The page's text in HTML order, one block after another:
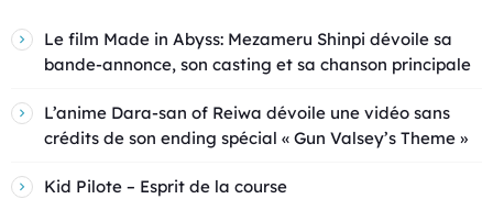
Le film Made in Abyss: Mezameru Shinpi dévoile sa
bande-annonce, son casting et sa chanson principale
L’anime Dara-san of Reiwa dévoile une vidéo sans
crédits de son ending spécial « Gun Valsey’s Theme »
Kid Pilote – Esprit de la course